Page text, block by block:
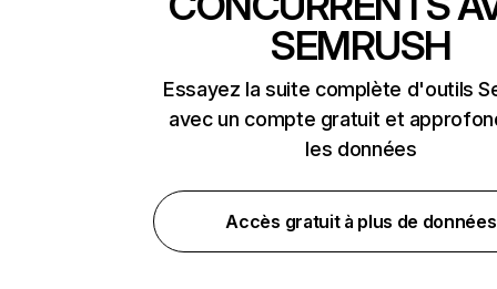
SEMRUSH
Essayez la suite complète d'outils
avec un compte gratuit et
les données
Accès gratuit à plus de données